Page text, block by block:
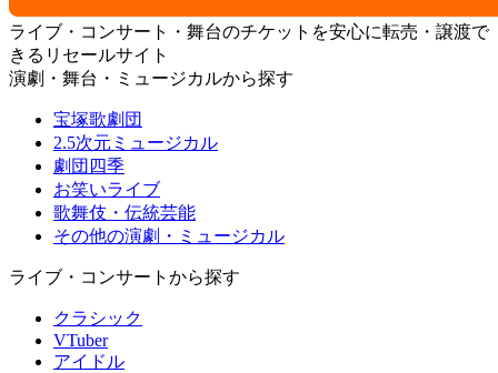
ライブ・コンサート・舞台のチケットを安心に転売・譲渡で
きるリセールサイト
演劇・舞台・ミュージカルから探す
宝塚歌劇団
2.5次元ミュージカル
劇団四季
お笑いライブ
歌舞伎・伝統芸能
その他の演劇・ミュージカル
ライブ・コンサートから探す
クラシック
VTuber
アイドル